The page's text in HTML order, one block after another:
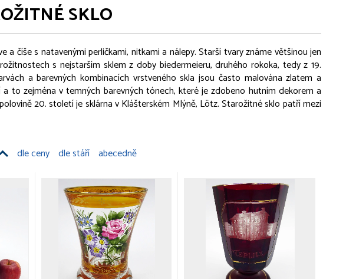
SKLO
a číše s natavenými perličkami, nitkami a nálepy. Starší tvary známe většinou jen
s nejstarším sklem z doby biedermeieru, druhého rokoka, tedy z 19.
a barevných kombinacích vrstveného skla jsou často malována zlatem a
to zejména v temných barevných tónech, které je zdobeno hutním dekorem a
20. století je sklárna v Klášterském Mlýně, Lötz. Starožitné sklo patří mezi
dle ceny dle stáří abecedně